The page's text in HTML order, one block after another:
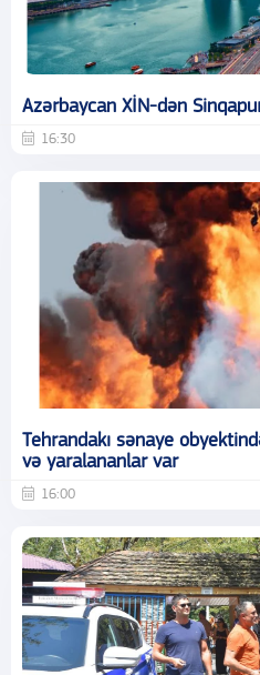
Azərbaycan XİN-dən
16:30
Tehrandakı sənaye
və yaralananlar var
16:00